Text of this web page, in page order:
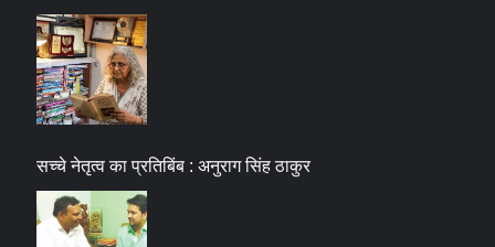
सच्चे नेतृत्व का प्रतिबिंब : अनुराग सिंह ठाकुर